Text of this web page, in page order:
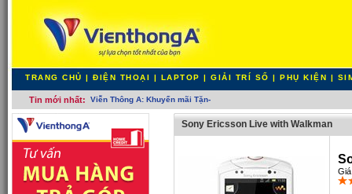
TRANG CHỦ | ĐIỆN THOẠI | LAPTOP | GIẢI TRÍ SỐ | PHỤ KIỆN |
Tin mới nhất: Viễn Thông A: Khuyến mãi Tặng vé Nant_
Sony Ericsson Live with Walkman